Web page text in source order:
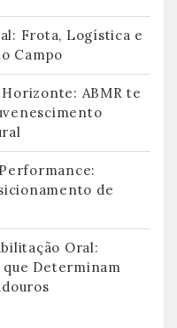
Frota, Logística e
Campo
ABMR te
de
Oral:
Determinam